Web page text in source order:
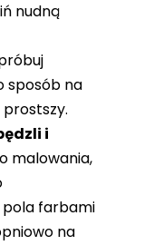
nudną
sposób na
i
malowania,
pola farbami
na